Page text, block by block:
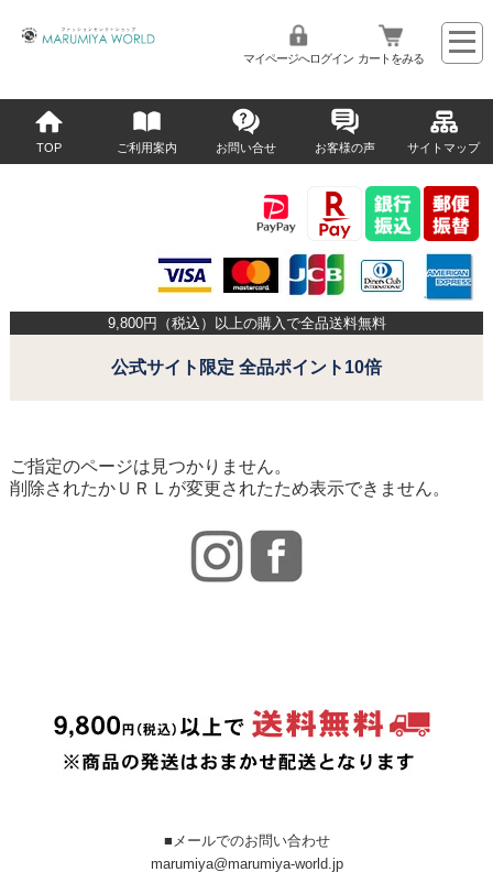
マイページへログイン カートをみる
TOP ご利用案内 お問い合せ お客様の声 サイトマップ
9,800円（税込）以上の購入で全品送料無料
公式サイト限定 全品ポイント10倍
ご指定のページは見つかりません。
削除されたかＵＲＬが変更されたため表示できません。
■メールでのお問い合わせ
marumiya@marumiya-world.jp